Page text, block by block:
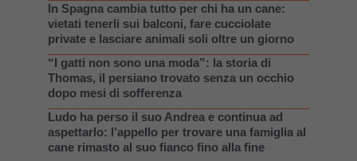
In Spagna cambia tutto per chi ha un cane:
vietati tenerli sui balconi, fare cucciolate
private e lasciare animali soli oltre un giorno
“I gatti non sono una moda”: la storia di
Thomas, il persiano trovato senza un occhio
dopo mesi di sofferenza
Ludo ha perso il suo Andrea e continua ad
aspettarlo: l’appello per trovare una famiglia al
cane rimasto al suo fianco fino alla fine